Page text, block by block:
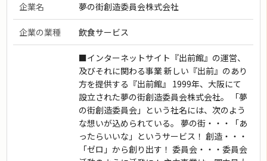
企業名 夢の街創造委員会株式会社
企業の業種 飲食サービス
■インターネットサイト『出前館』の運営、
及びそれに関わる事業 新しい『出前』のあり
方を提供する『出前館』 1999年、大阪にて
設立された夢の街創造委員会株式会社。 「夢
の街創造委員会」という社名には、次のよう
な想いが込められている。 夢の街・・・「あ
ったらいいな」というサービス！ 創造・・・
「ゼロ」から創り出す！ 委員会・・・委員会